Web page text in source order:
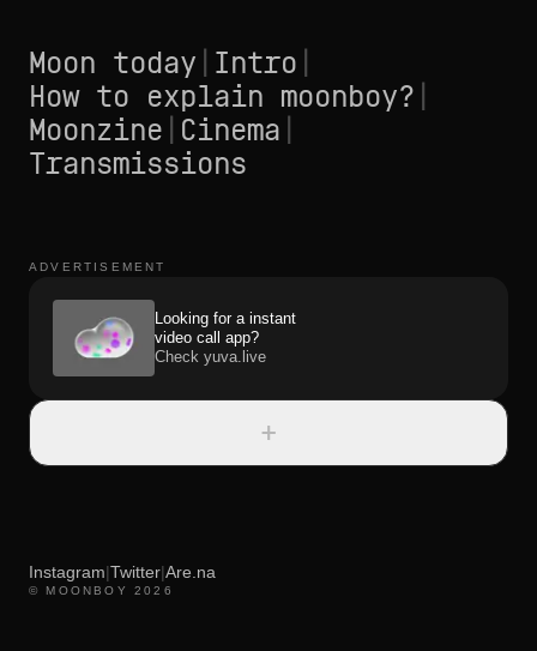
Moon today Intro
How to explain moonboy?
Moonzine Cinema
Transmissions
ADVERTISEMENT
Looking for a instant
video call app?
Check yuva.live
+
Instagram|Twitter|Are.na
© MOONBOY 2026